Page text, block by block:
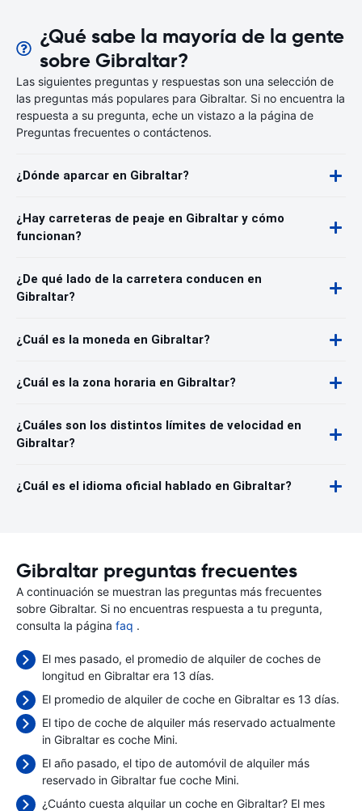
¿Qué sabe la mayoría de la gente
sobre Gibraltar?
Las siguientes preguntas y respuestas son una selección de
las preguntas más populares para Gibraltar. Si no encuentra la
respuesta a su pregunta, eche un vistazo a la página de
Preguntas frecuentes o contáctenos.
¿Dónde aparcar en Gibraltar?
¿Hay carreteras de peaje en Gibraltar y cómo
funcionan?
¿De qué lado de la carretera conducen en
Gibraltar?
¿Cuál es la moneda en Gibraltar?
¿Cuál es la zona horaria en Gibraltar?
¿Cuáles son los distintos límites de velocidad en
Gibraltar?
¿Cuál es el idioma oficial hablado en Gibraltar?
Gibraltar preguntas frecuentes
A continuación se muestran las preguntas más frecuentes
sobre Gibraltar. Si no encuentras respuesta a tu pregunta,
consulta la página faq .
El mes pasado, el promedio de alquiler de coches de
longitud en Gibraltar era 13 días.
El promedio de alquiler de coche en Gibraltar es 13 días.
El tipo de coche de alquiler más reservado actualmente
in Gibraltar es coche Mini.
El año pasado, el tipo de automóvil de alquiler más
reservado in Gibraltar fue coche Mini.
¿Cuánto cuesta alquilar un coche en Gibraltar? El mes